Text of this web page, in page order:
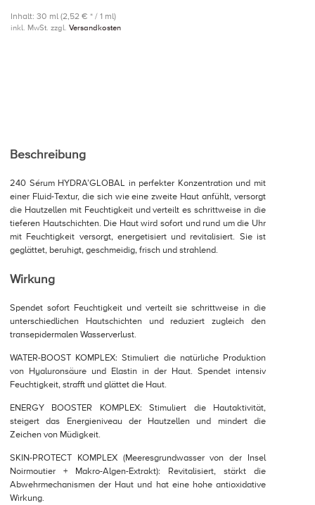
Inhalt: 30 ml (2,52 € * / 1 ml)
inkl. MwSt. zzgl. Versandkosten
Beschreibung
240 Sérum HYDRA’GLOBAL in perfekter Konzentration und mit
einer Fluid-Textur, die sich wie eine zweite Haut anfühlt, versorgt
die Hautzellen mit Feuchtigkeit und verteilt es schrittweise in die
tieferen Hautschichten. Die Haut wird sofort und rund um die Uhr
mit Feuchtigkeit versorgt, energetisiert und revitalisiert. Sie ist
geglättet, beruhigt, geschmeidig, frisch und strahlend.
Wirkung
Spendet sofort Feuchtigkeit und verteilt sie schrittweise in die
unterschiedlichen Hautschichten und reduziert zugleich den
transepidermalen Wasserverlust.
WATER-BOOST KOMPLEX: Stimuliert die natürliche Produktion
von Hyaluronsäure und Elastin in der Haut. Spendet intensiv
Feuchtigkeit, strafft und glättet die Haut.
ENERGY BOOSTER KOMPLEX: Stimuliert die Hautaktivität,
steigert das Energieniveau der Hautzellen und mindert die
Zeichen von Müdigkeit.
SKIN-PROTECT KOMPLEX (Meeresgrundwasser von der Insel
Noirmoutier + Makro-Algen-Extrakt): Revitalisiert, stärkt die
Abwehrmechanismen der Haut und hat eine hohe antioxidative
Wirkung.